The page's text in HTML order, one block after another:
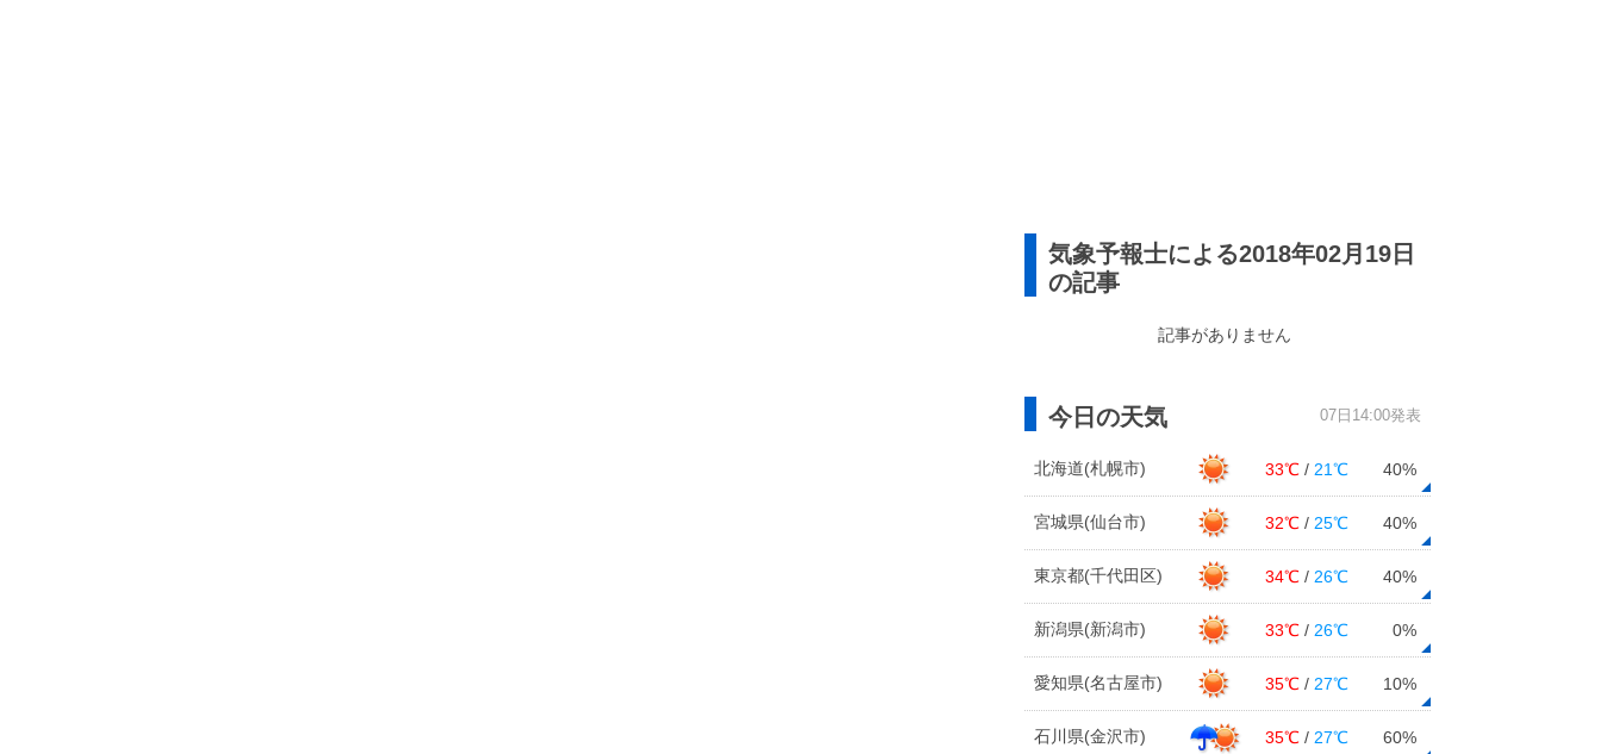
気象予報士による2018年02月19日
の記事
記事がありません
今日の天気 07日14:00発表
北海道(札幌市) 33℃ / 21℃ 40%
宮城県(仙台市) 32℃ / 25℃ 40%
東京都(千代田区) 34℃ / 26℃ 40%
新潟県(新潟市) 33℃ / 26℃ 0%
愛知県(名古屋市) 35℃ / 27℃ 10%
石川県(金沢市) 35℃ / 27℃ 60%